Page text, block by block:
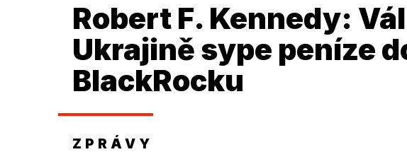
Robert F. Kennedy:
Ukrajině sype peníze
BlackRocku
ZPRÁVY